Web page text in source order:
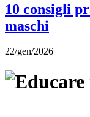
10 consigli
maschi
22/gen/2026